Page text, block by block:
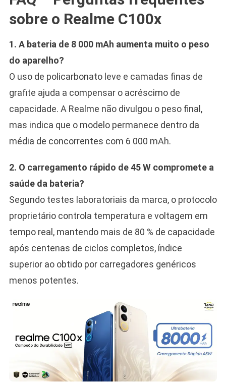
sobre o Realme C100x
1. A bateria de 8 000 mAh aumenta muito o peso
do aparelho?
O uso de policarbonato leve e camadas finas de
grafite ajuda a compensar o acréscimo de
capacidade. A Realme não divulgou o peso final,
mas indica que o modelo permanece dentro da
média de concorrentes com 6 000 mAh.
2. O carregamento rápido de 45 W compromete a
saúde da bateria?
Segundo testes laboratoriais da marca, o protocolo
proprietário controla temperatura e voltagem em
tempo real, mantendo mais de 80 % de capacidade
após centenas de ciclos completos, índice
superior ao obtido por carregadores genéricos
menos potentes.